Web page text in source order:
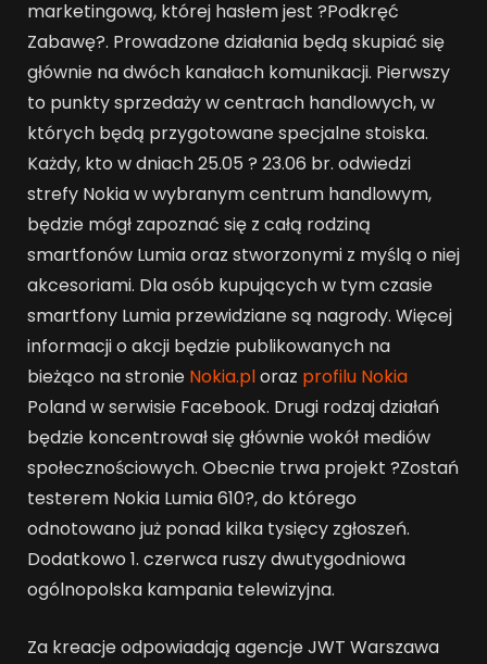
marketingową, której hasłem jest ?Podkręć
Zabawę?. Prowadzone działania będą skupiać się
głównie na dwóch kanałach komunikacji. Pierwszy
to punkty sprzedaży w centrach handlowych, w
których będą przygotowane specjalne stoiska.
Każdy, kto w dniach 25.05 ? 23.06 br. odwiedzi
strefy Nokia w wybranym centrum handlowym,
będzie mógł zapoznać się z całą rodziną
smartfonów Lumia oraz stworzonymi z myślą o niej
akcesoriami. Dla osób kupujących w tym czasie
smartfony Lumia przewidziane są nagrody. Więcej
informacji o akcji będzie publikowanych na
bieżąco na stronie Nokia.ploraz profilu Nokia
Poland w serwisie Facebook. Drugi rodzaj działań
będzie koncentrował się głównie wokół mediów
społecznościowych. Obecnie trwa projekt ?Zostań
testerem Nokia Lumia 610?, do którego
odnotowano już ponad kilka tysięcy zgłoszeń.
Dodatkowo 1. czerwca ruszy dwutygodniowa
ogólnopolska kampania telewizyjna.
Za kreacje odpowiadają agencje JWT Warszawa